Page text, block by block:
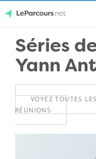
content
LeParcours.net
Séries
Yann
VOYEZ TOUTES
RÉUNIONS